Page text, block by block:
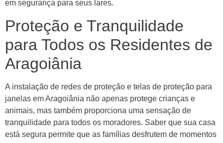
em segurança para seus lares.
Proteção e Tranquilidade
para Todos os Residentes de
Aragoiânia
A instalação de redes de proteção e telas de proteção para
janelas em Aragoiânia não apenas protege crianças e
animais, mas também proporciona uma sensação de
tranquilidade para todos os moradores. Saber que sua casa
está segura permite que as famílias desfrutem de momentos